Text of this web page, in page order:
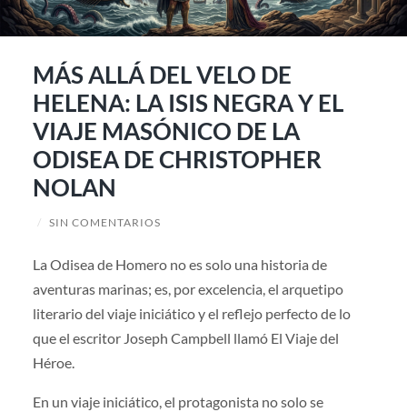
MÁS ALLÁ DEL VELO DE
HELENA: LA ISIS NEGRA Y EL
VIAJE MASÓNICO DE LA
ODISEA DE CHRISTOPHER
NOLAN
/ SIN COMENTARIOS
La Odisea de Homero no es solo una historia de
aventuras marinas; es, por excelencia, el arquetipo
literario del viaje iniciático y el reflejo perfecto de lo
que el escritor Joseph Campbell llamó El Viaje del
Héroe.
En un viaje iniciático, el protagonista no solo se